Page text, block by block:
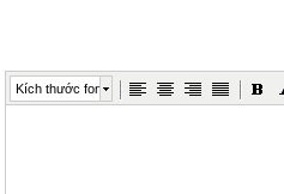
Kích thước font